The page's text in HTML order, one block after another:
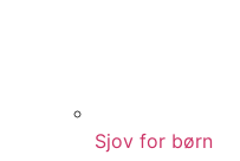
Sjov for børn